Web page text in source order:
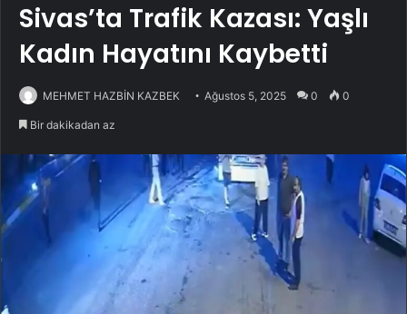
Sivas’ta Trafik Kazası: Yaşlı
Kadın Hayatını Kaybetti
MEHMET HAZBİN KAZBEK Ağustos 5, 2025 0 0
Bir dakikadan az